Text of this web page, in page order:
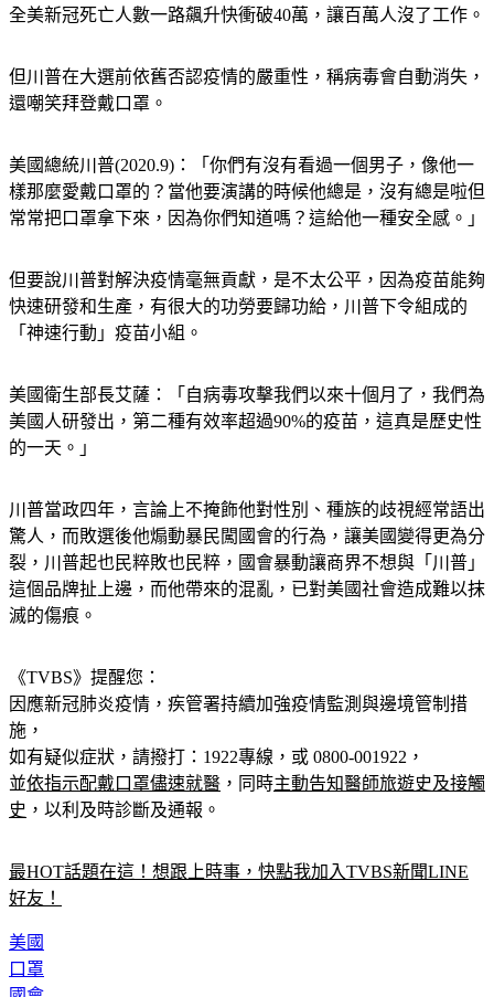
全美新冠死亡人數一路飆升快衝破40萬，讓百萬人沒了工作。
但川普在大選前依舊否認疫情的嚴重性，稱病毒會自動消失，
還嘲笑拜登戴口罩。
美國總統川普(2020.9)：「你們有沒有看過一個男子，像他一
樣那麼愛戴口罩的？當他要演講的時候他總是，沒有總是啦但
常常把口罩拿下來，因為你們知道嗎？這給他一種安全感。」
但要說川普對解決疫情毫無貢獻，是不太公平，因為疫苗能夠
快速研發和生產，有很大的功勞要歸功給，川普下令組成的
「神速行動」疫苗小組。
美國衛生部長艾薩：「自病毒攻擊我們以來十個月了，我們為
美國人研發出，第二種有效率超過90%的疫苗，這真是歷史性
的一天。」
川普當政四年，言論上不掩飾他對性別、種族的歧視經常語出
驚人，而敗選後他煽動暴民闖國會的行為，讓美國變得更為分
裂，川普起也民粹敗也民粹，國會暴動讓商界不想與「川普」
這個品牌扯上邊，而他帶來的混亂，已對美國社會造成難以抹
滅的傷痕。
《TVBS》提醒您：
因應新冠肺炎疫情，疾管署持續加強疫情監測與邊境管制措
施，
如有疑似症狀，請撥打：1922專線，或 0800-001922，
並依指示配戴口罩儘速就醫 ，同時主動告知醫師旅遊史及接觸
史 ，以利及時診斷及通報。
最HOT話題在這！想跟上時事，快點我加入TVBS新聞LINE
好友！
美國
口罩